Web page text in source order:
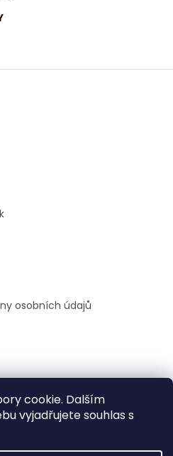
cookie. Dalším
vyjadřujete souhlas s
osobních údajů